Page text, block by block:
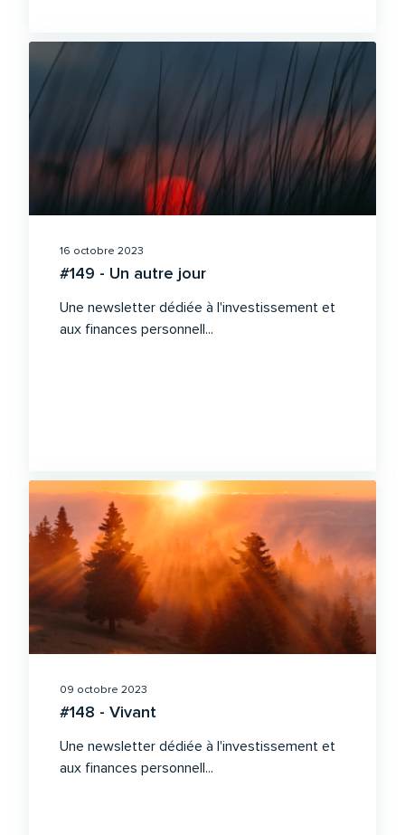
16 octobre 2023
#149 - Un autre jour
Une newsletter dédiée à l'investissement et
aux finances personnell...
09 octobre 2023
#148 - Vivant
Une newsletter dédiée à l'investissement et
aux finances personnell...